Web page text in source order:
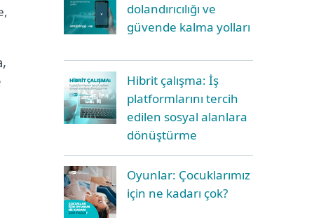
dolandırıcılığı ve
güvende kalma yolları
Hibrit çalışma: İş
platformlarını tercih
edilen sosyal alanlara
dönüştürme
Oyunlar: Çocuklarımız
için ne kadarı çok?